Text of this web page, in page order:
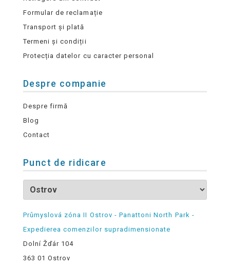
Formular de reclamație
Transport și plată
Termeni și condiții
Protecția datelor cu caracter personal
Despre companie
Despre firmă
Blog
Contact
Punct de ridicare
Průmyslová zóna II Ostrov - Panattoni North Park -
Expedierea comenzilor supradimensionate
Dolní Žďár 104
363 01 Ostrov